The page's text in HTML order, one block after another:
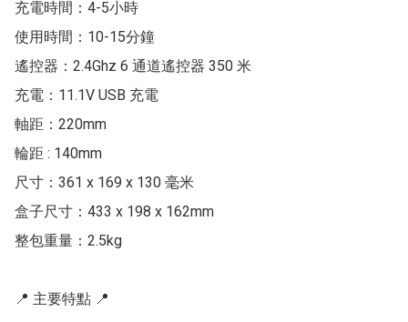
充電時間：4-5小時
使用時間：10-15分鐘
遙控器：2.4Ghz 6 通道遙控器 350 米
充電：11.1V USB 充電
軸距：220mm
輪距 : 140mm
尺寸：361 x 169 x 130 毫米
盒子尺寸：433 x 198 x 162mm
整包重量：2.5kg
📍 主要特點 📍